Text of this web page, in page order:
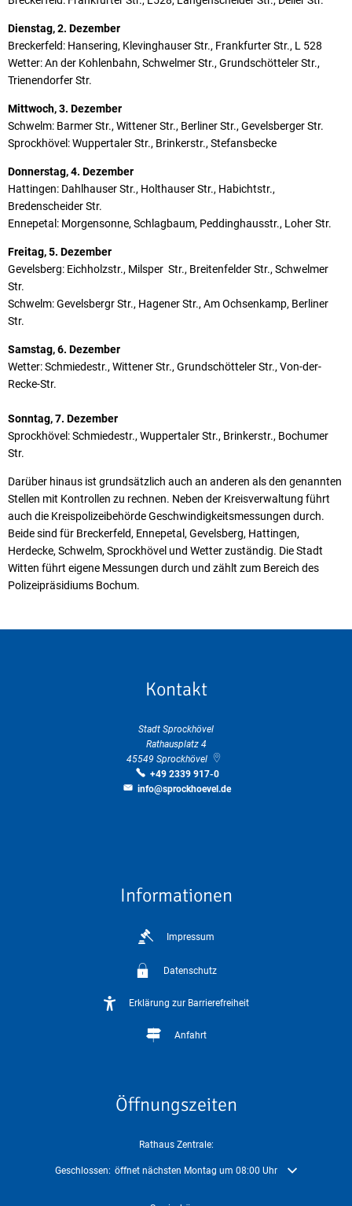
Dienstag, 2. Dezember
Breckerfeld: Hansering, Klevinghauser Str., Frankfurter Str., L 528
Wetter: An der Kohlenbahn, Schwelmer Str., Grundschötteler Str.,
Trienendorfer Str.
Mittwoch, 3. Dezember
Schwelm: Barmer Str., Wittener Str., Berliner Str., Gevelsberger Str.
Sprockhövel: Wuppertaler Str., Brinkerstr., Stefansbecke
Donnerstag, 4. Dezember
Hattingen: Dahlhauser Str., Holthauser Str., Habichtstr.,
Bredenscheider Str.
Ennepetal: Morgensonne, Schlagbaum, Peddinghausstr., Loher Str.
Freitag, 5. Dezember
Gevelsberg: Eichholzstr., Milsper Str., Breitenfelder Str., Schwelmer
Str.
Schwelm: Gevelsbergr Str., Hagener Str., Am Ochsenkamp, Berliner
Str.
Samstag, 6. Dezember
Wetter: Schmiedestr., Wittener Str., Grundschötteler Str., Von-der-
Recke-Str.
Sonntag, 7. Dezember
Sprockhövel: Schmiedestr., Wuppertaler Str., Brinkerstr., Bochumer
Str.
Darüber hinaus ist grundsätzlich auch an anderen als den genannten
Stellen mit Kontrollen zu rechnen. Neben der Kreisverwaltung führt
auch die Kreispolizeibehörde Geschwindigkeitsmessungen durch.
Beide sind für Breckerfeld, Ennepetal, Gevelsberg, Hattingen,
Herdecke, Schwelm, Sprockhövel und Wetter zuständig. Die Stadt
Witten führt eigene Messungen durch und zählt zum Bereich des
Polizeipräsidiums Bochum.
Kontakt
Stadt Sprockhövel
Rathausplatz 4
45549 Sprockhövel
+49 2339 917-0
info@sprockhoevel.de
Informationen
Impressum
Datenschutz
Erklärung zur Barrierefreiheit
Anfahrt
Öffnungszeiten
Rathaus Zentrale:
Klicken, um weitere Öffnungs- oder Schließzeiten auszublenden
Geschlossen: öffnet nächsten Montag um 08:00 Uhr